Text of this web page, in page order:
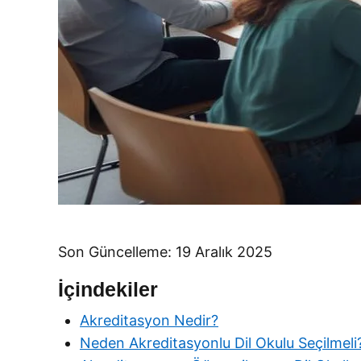
Son Güncelleme: 19 Aralık 2025
İçindekiler
Akreditasyon Nedir?
Neden Akreditasyonlu Dil Okulu